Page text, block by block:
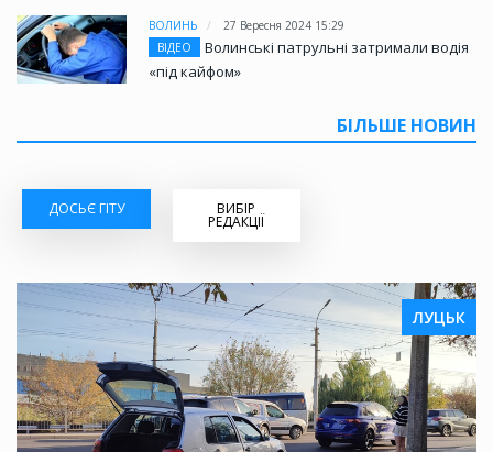
ВОЛИНЬ
27 Вересня 2024 15:29
ВІДЕО
Волинські патрульні затримали водія
«під кайфом»
БІЛЬШЕ НОВИН
ДОСЬЄ ГІТУ ВИБІР
РЕДАКЦІЇ
ЛУЦЬК